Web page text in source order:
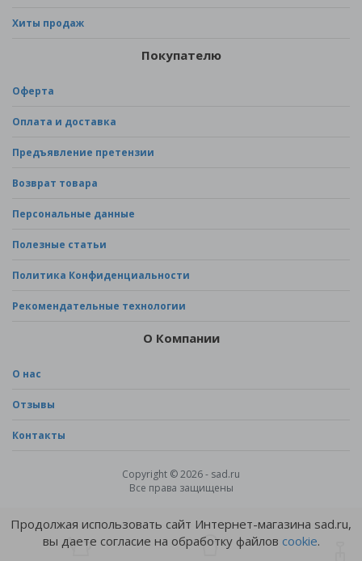
Хиты продаж
Покупателю
Оферта
Оплата и доставка
Предъявление претензии
Возврат товара
Персональные данные
Полезные статьи
Политика Конфиденциальности
Рекомендательные технологии
О Компании
О нас
Отзывы
Контакты
Copyright © 2026 - sad.ru
Все права защищены
Продолжая использовать сайт Интернет-магазина sad.ru,
вы даете согласие на обработку файлов cookie.